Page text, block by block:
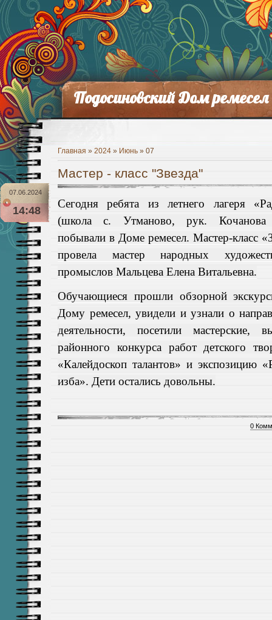
Подосиновский Дом ремесел
Главная » 2024 » Июнь » 07
Мастер - класс "Звезда"
07.06.2024
14:48
Сегодня ребята из летнего лагеря
(школа с. Утманово, рук.
побывали в Доме ремесел. Мастер-класс
провела мастер народных
промыслов Мальцева Елена Витальевна.
Обучающиеся прошли обзорной
Дому ремесел, увидели и узнали о
деятельности, посетили мастерские,
районного конкурса работ детского
«Калейдоскоп талантов» и экспозицию
изба». Дети остались довольны.
0